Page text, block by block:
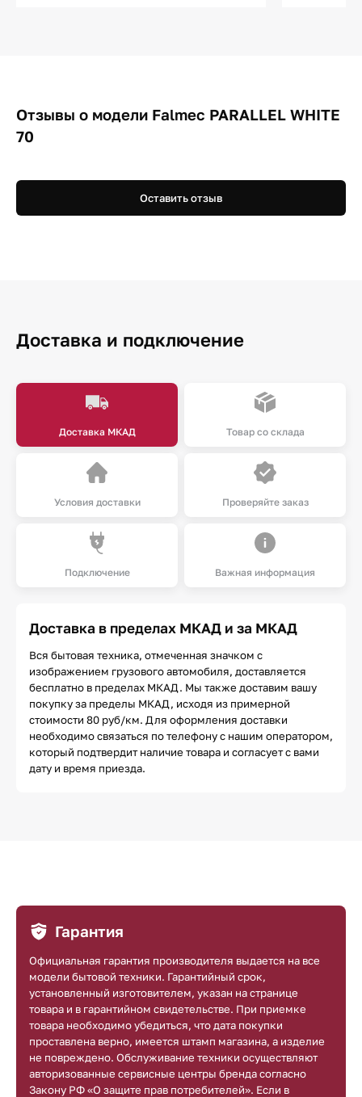
Отзывы о модели Falmec PARALLEL WHITE
70
Оставить отзыв
Доставка и подключение
Доставка МКАД Товар со склада
Условия доставки Проверяйте заказ
Подключение Важная информация
Доставка в пределах МКАД и за МКАД
Вся бытовая техника, отмеченная значком с
изображением грузового автомобиля, доставляется
бесплатно в пределах МКАД. Мы также доставим вашу
покупку за пределы МКАД, исходя из примерной
стоимости 80 руб/км. Для оформления доставки
необходимо связаться по телефону с нашим оператором,
который подтвердит наличие товара и согласует с вами
дату и время приезда.
Гарантия
Официальная гарантия производителя выдается на все
модели бытовой техники. Гарантийный срок,
установленный изготовителем, указан на странице
товара и в гарантийном свидетельстве. При приемке
товара необходимо убедиться, что дата покупки
проставлена верно, имеется штамп магазина, а изделие
не повреждено. Обслуживание техники осуществляют
авторизованные сервисные центры бренда согласно
Закону РФ «О защите прав потребителей». Если в